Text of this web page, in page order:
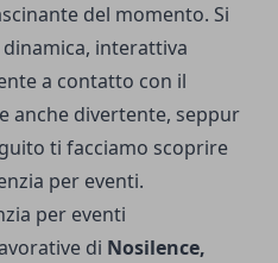
del momento. Si
interattiva
a contatto con il
anche divertente, seppur
ti facciamo scoprire
per eventi.
per eventi
di Nosilence,